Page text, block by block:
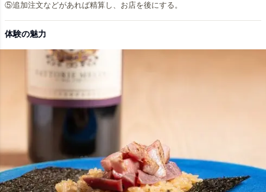
⑤追加注文などがあれば精算し、お店を後にする。
体験の魅力